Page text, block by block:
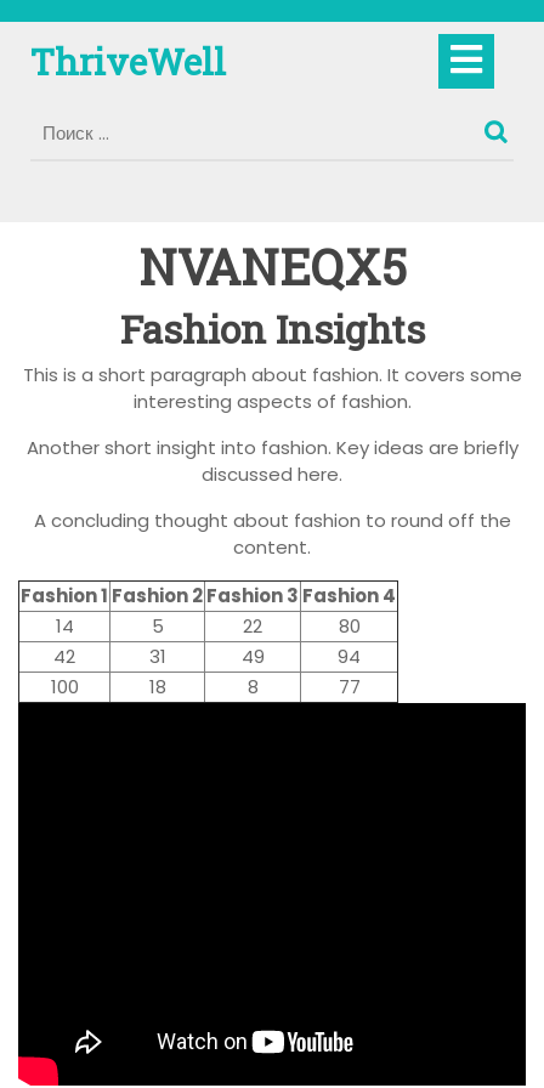
содержимому
ThriveWell
NVANEQX5
Fashion Insights
This is a short paragraph about fashion. It covers some
interesting aspects of fashion.
Another short insight into fashion. Key ideas are briefly
discussed here.
A concluding thought about fashion to round off the
content.
Fashion 1 Fashion 2Fashion 3 Fashion 4
14
5 22
80
42
31 49
94
100
18 8 77